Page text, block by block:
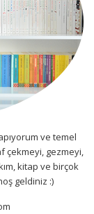
ve temel
çekmeyi, gezmeyi,
kitap ve birçok
geldiniz :)